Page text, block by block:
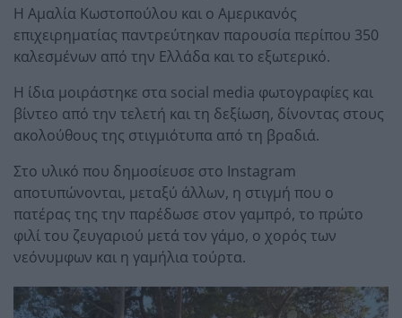
Η Αμαλία Κωστοπούλου και ο Αμερικανός
επιχειρηματίας παντρεύτηκαν παρουσία περίπου 350
καλεσμένων από την Ελλάδα και το εξωτερικό.
Η ίδια μοιράστηκε στα social media φωτογραφίες και
βίντεο από την τελετή και τη δεξίωση, δίνοντας στους
ακολούθους της στιγμιότυπα από τη βραδιά.
Στο υλικό που δημοσίευσε στο Instagram
αποτυπώνονται, μεταξύ άλλων, η στιγμή που ο
πατέρας της την παρέδωσε στον γαμπρό, το πρώτο
φιλί του ζευγαριού μετά τον γάμο, ο χορός των
νεόνυμφων και η γαμήλια τούρτα.